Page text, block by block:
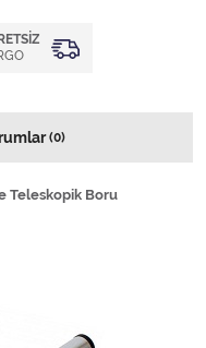
(0)
Teleskopik Boru